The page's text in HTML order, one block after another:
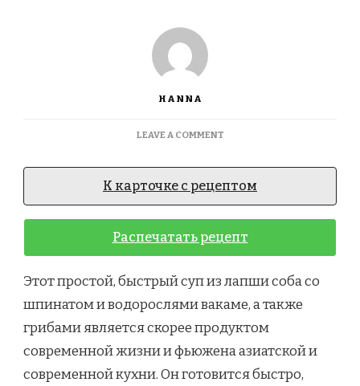
HANNA
LEAVE A COMMENTON
FUSION
ПРОСТОЙ
ЛАПШОЙ
СОБА,
ГРИБАМИ
И
К карточке с рецептом
Распечатать рецепт
Этот простой, быстрый суп из лапши соба со
шпинатом и водорослями вакаме, а также
грибами является скорее продуктом
современной жизни и фьюжена азиатской и
современной кухни. Он готовится быстро,